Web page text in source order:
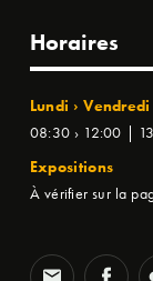
Horaires
Lundi › Vendredi
08:30 › 12:00 |
Expositions
À vérifier sur la